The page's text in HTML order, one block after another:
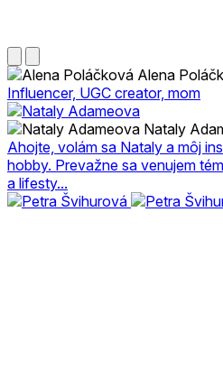
Alena
Influencer, UGC creator, mom
Nataly
Ahojte, volám sa Nataly a môj
hobby. Prevažne sa venujem
a lifesty...